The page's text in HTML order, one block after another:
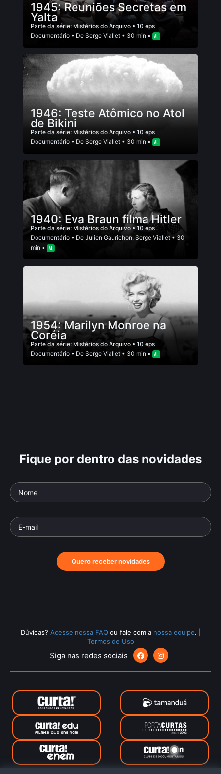
1945: Reuniões Secretas em
Yalta
Parte da série: Mistérios do Arquivo • 10 eps
Documentário • De Serge Viallet • 30 min •
1946: Teste Atômico no Atol
de Bikini
Parte da série: Mistérios do Arquivo • 10 eps
Documentário • De Serge Viallet • 30 min •
1940: Eva Braun filma Hitler
Parte da série: Mistérios do Arquivo• 10 eps
Documentário • De Julien Gaurichon, Serge Viallet • 30
min •
1954: Marilyn Monroe na
Coréia
Parte da série: Mistérios do Arquivo • 10 eps
Documentário • De Serge Viallet • 30 min •
Fique por dentro das novidades
Quero receber novidades
Dúvidas? Acesse nossa FAQ ou fale com a nossa equipe.
Termos de Uso
Siga nas redes sociais